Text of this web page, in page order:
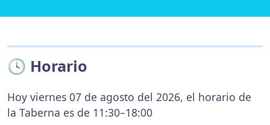
🕓 Horario
Hoy viernes 07 de agosto del 2026, el horario de
la Taberna es de 11:30–18:00